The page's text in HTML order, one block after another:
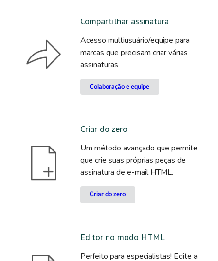
Compartilhar assinatura
Acesso multiusuário/equipe para
marcas que precisam criar várias
assinaturas
Colaboração e equipe
Criar do zero
Um método avançado que permite
que crie suas próprias peças de
assinatura de e-mail HTML.
Criar do zero
Editor no modo HTML
Perfeito para especialistas! Edite a